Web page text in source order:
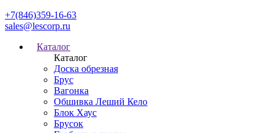
+7(846)359-16-63
sales@lescorp.ru
Каталог
Каталог
Доска обрезная
Брус
Вагонка
Обшивка Леший Кело
Блок Хаус
Брусок